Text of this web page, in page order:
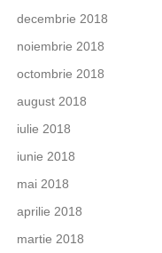
decembrie 2018
noiembrie 2018
octombrie 2018
august 2018
iulie 2018
iunie 2018
mai 2018
aprilie 2018
martie 2018